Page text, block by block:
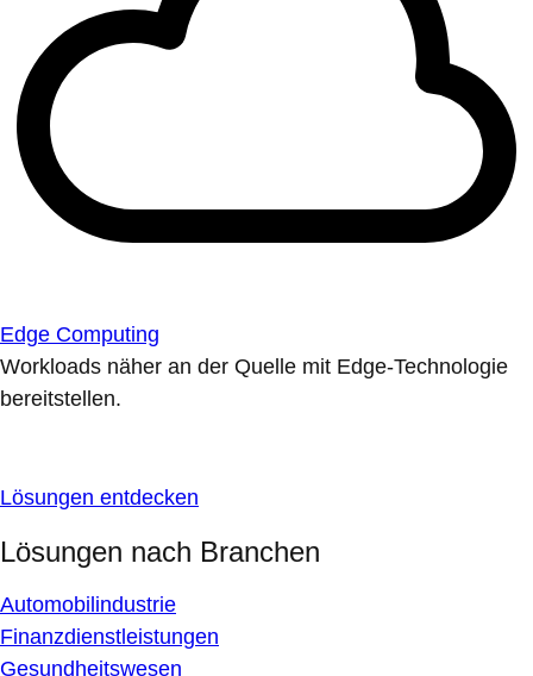
Edge Computing
Workloads näher an der Quelle mit Edge-Technologie
bereitstellen.
Lösungen entdecken
Lösungen nach Branchen
Automobilindustrie
Finanzdienstleistungen
Gesundheitswesen